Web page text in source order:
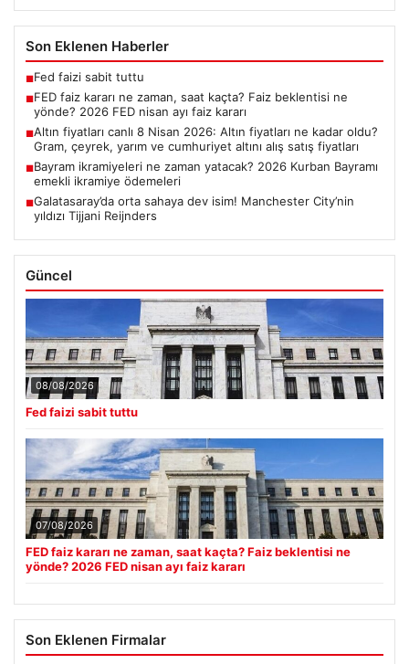
Son Eklenen Haberler
■Fed faizi sabit tuttu
■FED faiz kararı ne zaman, saat kaçta? Faiz beklentisi ne
yönde? 2026 FED nisan ayı faiz kararı
■Altın fiyatları canlı 8 Nisan 2026: Altın fiyatları ne kadar oldu?
Gram, çeyrek, yarım ve cumhuriyet altını alış satış fiyatları
■Bayram ikramiyeleri ne zaman yatacak? 2026 Kurban Bayramı
emekli ikramiye ödemeleri
■Galatasaray’da orta sahaya dev isim! Manchester City’nin
yıldızı Tijjani Reijnders
Güncel
08/08/2026
Fed faizi sabit tuttu
07/08/2026
FED faiz kararı ne zaman, saat kaçta? Faiz beklentisi ne
yönde? 2026 FED nisan ayı faiz kararı
Son Eklenen Firmalar